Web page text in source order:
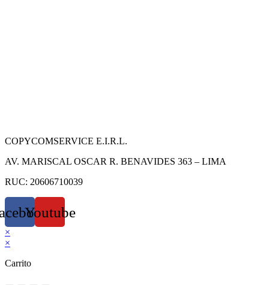
COPYCOMSERVICE E.I.R.L.
AV. MARISCAL OSCAR R. BENAVIDES 363 – LIMA
RUC: 20606710039
Youtube
×
×
Carrito